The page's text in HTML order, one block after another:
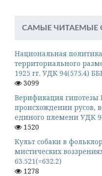
САМЫЕ ЧИТАЕМЫЕ
Национальная
территориального
1925 гг. УДК 94(575.4)
3099
Верификация гипотезы
происхождении русов,
единого племени УДК
1520
Культ собаки в
мистических
63.521(=632.2)
1278